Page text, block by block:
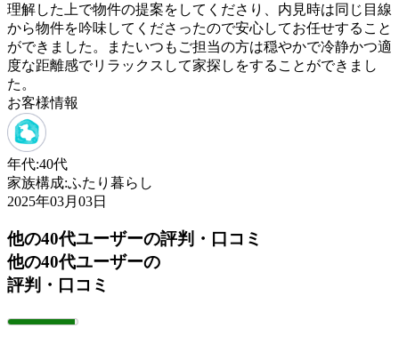
理解した上で物件の提案をしてくださり、内見時は同じ目線
から物件を吟味してくださったので安心してお任せすること
ができました。またいつもご担当の方は穏やかで冷静かつ適
度な距離感でリラックスして家探しをすることができまし
た。
お客様情報
年代:40代
家族構成:ふたり暮らし
2025年03月03日
他の40代ユーザーの評判・口コミ
他の40代ユーザーの
評判・口コミ